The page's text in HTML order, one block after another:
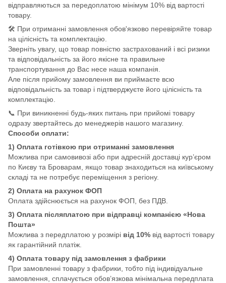
відправляються за передоплатою мінімум 10% від вартості
товару.
🛠️ При отриманні замовлення обов'язково перевіряйте товар
на цілісність та комплектацію.
Зверніть увагу, що товар повністю застрахований і всі ризики
та відповідальність за його якісне та правильне
транспортування до Вас несе наша компанія.
Але після прийому замовлення ви приймаєте всю
відповідальність за товар і підтверджуєте його цілісність та
комплектацію.
📞 При виникненні будь-яких питань при прийомі товару
одразу звертайтесь до менеджерів нашого магазину.
Способи оплати:
1) Оплата готівкою при отриманні замовлення
Можлива при самовивозі або при адресній доставці кур’єром
по Києву та Броварам, якщо товар знаходиться на київському
складі та не потребує переміщення з регіону.
2) Оплата на рахунок ФОП
Оплата здійснюється на рахунок ФОП, без ПДВ.
3) Оплата післяплатою при відправці компанією «Нова
Пошта»
Можлива з передплатою у розмірі від 10% від вартості товару
як гарантійний платіж.
4) Оплата товару під замовлення з фабрики
При замовленні товару з фабрики, тобто під індивідуальне
замовлення, сплачується обов’язкова мінімальна передплата